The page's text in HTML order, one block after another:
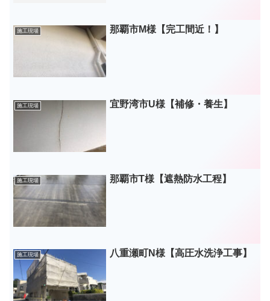
施工現場 那覇市M様【完工間近！】
施工現場 宜野湾市U様【補修・養生】
施工現場 那覇市T様【遮熱防水工程】
施工現場 八重瀬町N様【高圧水洗浄工事】